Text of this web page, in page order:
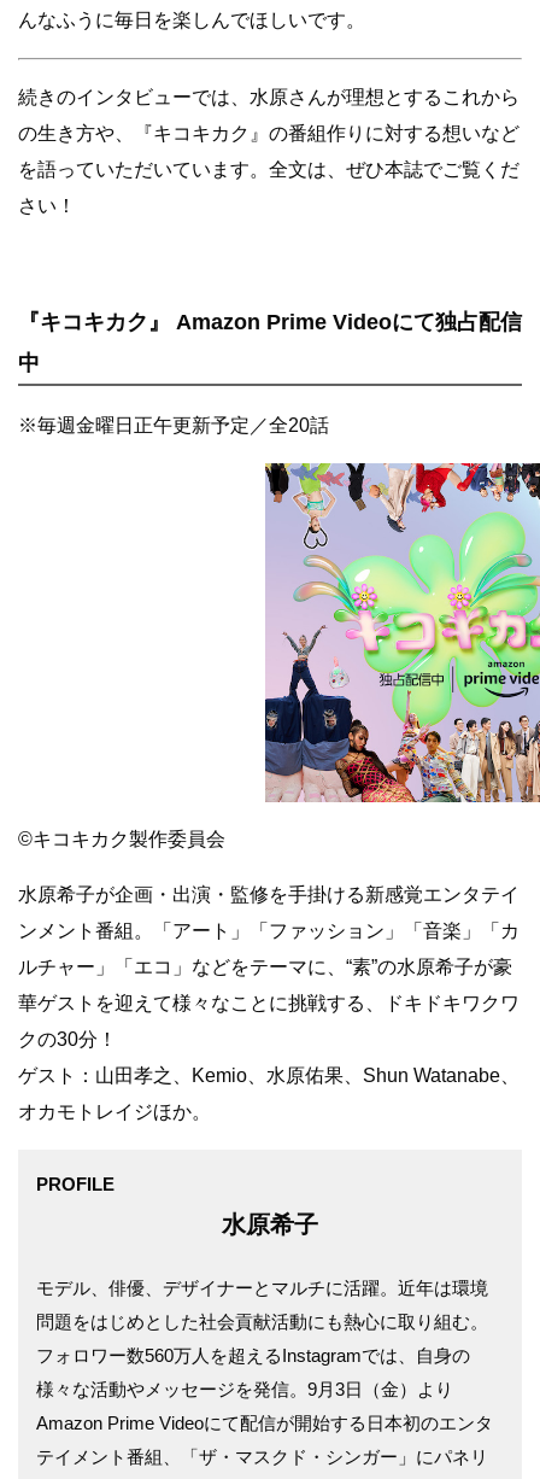
んなふうに毎日を楽しんでほしいです。
続きのインタビューでは、水原さんが理想とするこれから
の生き方や、『キコキカク』の番組作りに対する想いなど
を語っていただいています。全文は、ぜひ本誌でご覧くだ
さい！
『キコキカク』 Amazon Prime Videoにて独占配信
中
※毎週金曜日正午更新予定／全20話
©︎キコキカク製作委員会
水原希子が企画・出演・監修を手掛ける新感覚エンタテイ
ンメント番組。「アート」「ファッション」「音楽」「カ
ルチャー」「エコ」などをテーマに、“素”の水原希子が豪
華ゲストを迎えて様々なことに挑戦する、ドキドキワクワ
クの30分！
ゲスト：山田孝之、Kemio、水原佑果、Shun Watanabe、
オカモトレイジほか。
PROFILE
水原希子
モデル、俳優、デザイナーとマルチに活躍。近年は環境
問題をはじめとした社会貢献活動にも熱心に取り組む。
フォロワー数560万人を超えるInstagramでは、自身の
様々な活動やメッセージを発信。9月3日（金）より
Amazon Prime Videoにて配信が開始する日本初のエンタ
テイメント番組、「ザ・マスクド・シンガー」にパネリ